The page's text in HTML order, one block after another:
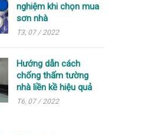
nghiệm khi chọn mua
sơn nhà
T3, 07 / 2022
Hướng dẫn cách
chống thấm tường
nhà liền kề hiệu quả
T6, 07 / 2022